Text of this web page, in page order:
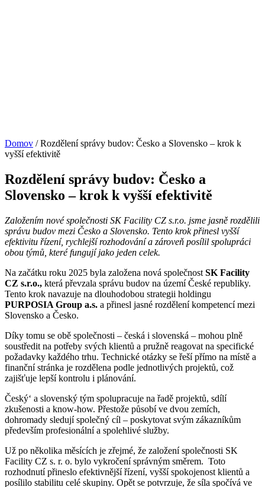
Domov / Rozdělení správy budov: Česko a Slovensko – krok k
vyšší efektivitě
Rozdělení správy budov: Česko a
Slovensko – krok k vyšší efektivitě
Založením nové společnosti SK Facility CZ s.r.o. jsme jasně rozdělili
správu budov mezi Česko a Slovensko. Tento krok přinesl vyšší
efektivitu řízení, rychlejší rozhodování a zároveň posílil spolupráci
obou týmů, které fungují jako jeden celek.
Na začátku roku 2025 byla založena nová společnost SK Facility
CZ s.r.o., která převzala správu budov na území České republiky.
Tento krok navazuje na dlouhodobou strategii holdingu
PURPOSIA Group a.s. a přinesl jasné rozdělení kompetencí mezi
Slovensko a Česko.
Díky tomu se obě společnosti – česká i slovenská – mohou plně
soustředit na potřeby svých klientů a pružně reagovat na specifické
požadavky každého trhu. Technické otázky se řeší přímo na místě a
finanční stránka je rozdělena podle jednotlivých projektů, což
zajišťuje lepší kontrolu i plánování.
Český‘ a slovenský tým spolupracuje na řadě projektů, sdílí
zkušenosti a know-how. Přestože působí ve dvou zemích,
dohromady sledují společný cíl – poskytovat svým zákazníkům
především profesionální a spolehlivé služby.
Už po několika měsících je zřejmé, že založení společnosti SK
Facility CZ s. r. o. bylo vykročení správným směrem. Toto
rozhodnutí přineslo efektivnější řízení, vyšší spokojenost klientů a
posílilo stabilitu celé skupiny. Opět se potvrzuje, že síla spočívá ve